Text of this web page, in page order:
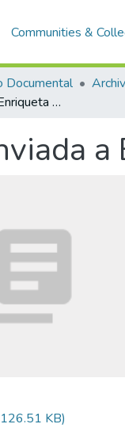
Communities &
Documental
Carta enviada a Enriqueta Vásquez de Ospina, Guatemala
KB)